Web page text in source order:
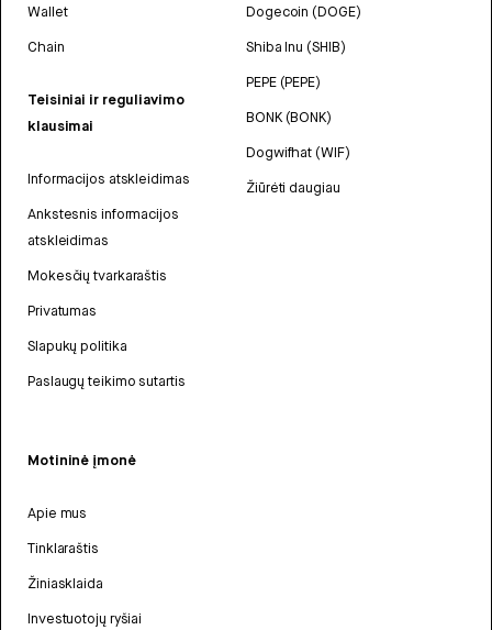
Wallet
Chain
Teisiniai ir reguliavimo
klausimai
Informacijos atskleidimas
Ankstesnis informacijos
atskleidimas
Mokesčių tvarkaraštis
Privatumas
Slapukų politika
Paslaugų teikimo sutartis
Dogecoin (DOGE)
Shiba Inu (SHIB)
PEPE (PEPE)
BONK (BONK)
Dogwifhat (WIF)
Žiūrėti daugiau
Motininė įmonė
Apie mus
Tinklaraštis
Žiniasklaida
Investuotojų ryšiai